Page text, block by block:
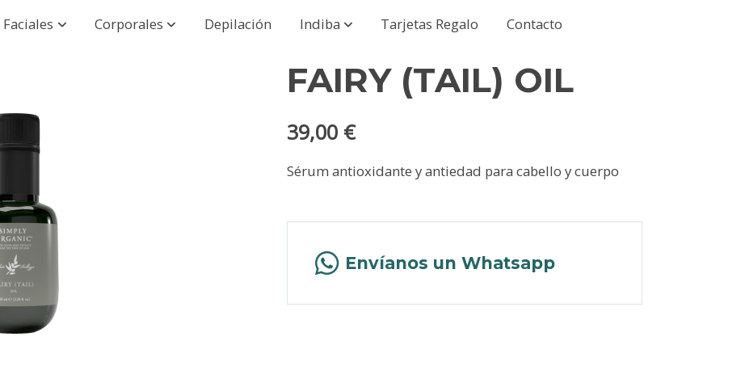
Faciales Corporales Depilación Indiba Tarjetas Regalo Contacto
FAIRY (TAIL) OIL
39,00 €
Sérum antioxidante y antiedad para cabello y cuerpo
Envíanos un Whatsapp